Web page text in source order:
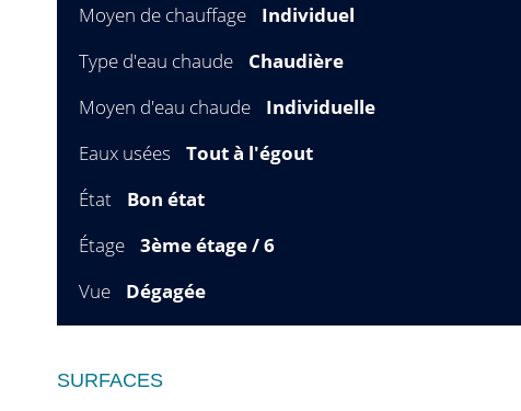
Moyen de chauffage
Individuel
Type d'eau chaude
Chaudière
Moyen d'eau chaude
Individuelle
Eaux usées
Tout à l'égout
État
Bon état
Étage
3ème étage / 6
Vue
Dégagée
SURFACES